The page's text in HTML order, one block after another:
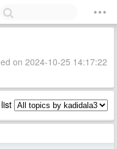
on 2024-10-25 14:17:22